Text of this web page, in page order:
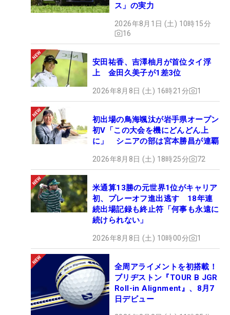
ス」の実力
2026年8月1日 (土) 10時15分
16
安田祐香、吉澤柚月が首位タイ浮
上 金田久美子が1差3位
2026年8月8日 (土) 16時21分 1
初出場の鳥海颯汰が岩手県オープン
初V「この大会を機にどんどん上
に」 シニアの部は宮本勝昌が連覇
2026年8月8日 (土) 18時25分 72
米通算13勝の元世界1位がキャリア
初、プレーオフ進出逃す 18年連
続出場記録も終止符「何事も永遠に
続けられない」
2026年8月8日 (土) 10時00分 1
全周アライメントを初搭載！
ブリヂストン『TOUR B JGR
Roll-in Alignment』、8月7
日デビュー